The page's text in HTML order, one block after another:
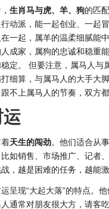
生肖马与虎、羊、狗的匹
动派，能一起创业、一起
一起，属羊的温柔细腻能
成家，属狗的忠诚和稳重
定。 但要注意，属马人与
细算，与属马人的大手大
不上属马人的节奏，双方
天生的闯劲。他们适合从
如销售、市场推广、记者
，越是困难的任务，越能
呈现“大起大落”的特点。他
通常对朋友很大方，请客